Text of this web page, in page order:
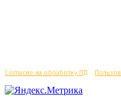
Согласие на обработку ПД